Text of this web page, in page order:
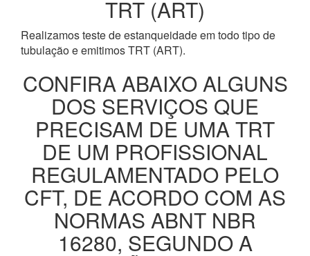
TRT (ART)
Realizamos teste de estanqueidade em todo tipo de
tubulação e emitimos TRT (ART).
CONFIRA ABAIXO ALGUNS
DOS SERVIÇOS QUE
PRECISAM DE UMA TRT
DE UM PROFISSIONAL
REGULAMENTADO PELO
CFT, DE ACORDO COM AS
NORMAS ABNT NBR
16280, SEGUNDO A